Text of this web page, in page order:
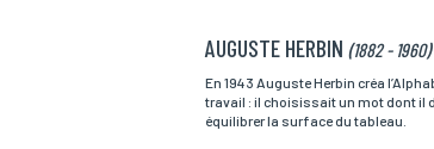
Nom*
AUGUSTE HERBIN (1882 - 1960)
En 1943 Auguste Herbin créa
travail : il choisissait un mot dont il
équilibrer la surface du tableau.